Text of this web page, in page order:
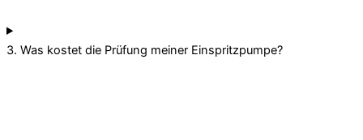
3. Was kostet die Prüfung meiner Einspritzpumpe?